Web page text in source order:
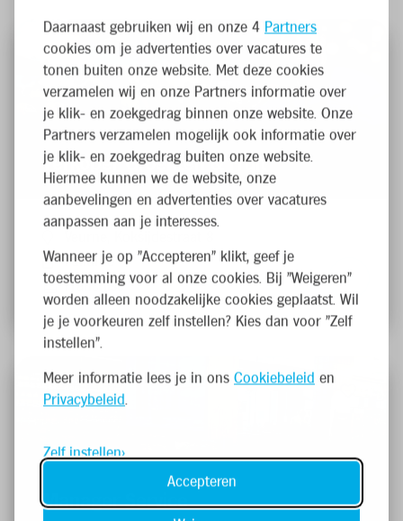
Daarnaast gebruiken wij en onze 4 Partners
cookies om je advertenties over vacatures te
tonen buiten onze website. Met deze cookies
verzamelen wij en onze Partners informatie over
je klik- en zoekgedrag binnen onze website. Onze
Partners verzamelen mogelijk ook informatie over
je klik- en zoekgedrag buiten onze website.
Hiermee kunnen we de website, onze
aanbevelingen en advertenties over vacatures
aanpassen aan je interesses.
Wanneer je op "Accepteren" klikt, geef je
toestemming voor al onze cookies. Bij "Weigeren"
worden alleen noodzakelijke cookies geplaatst. Wil
je je voorkeuren zelf instellen? Kies dan voor "Zelf
instellen".
Meer informatie lees je in ons Cookiebeleid en
Privacybeleid.
Zelf instellen
Accepteren
Verkoper Groenten & Fruit
Fulltime
Franchise
Manager Service